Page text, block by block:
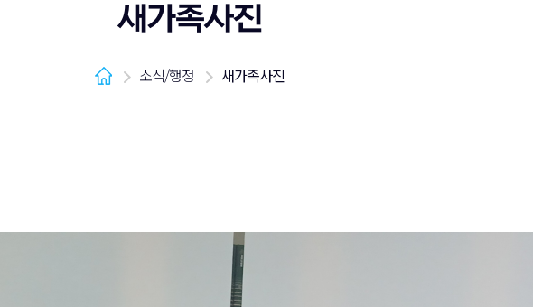
새가족사진
소식/행정 새가족사진